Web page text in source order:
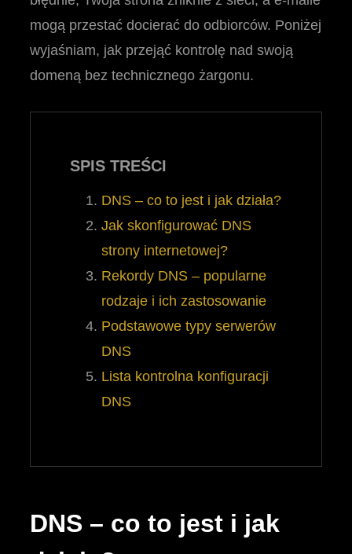
mogą przestać docierać do odbiorców. Poniżej
wyjaśniam, jak przejąć kontrolę nad swoją
domeną bez technicznego żargonu.
SPIS TREŚCI
DNS – co to jest i jak działa?
Jak skonfigurować DNS
strony internetowej?
Rekordy DNS – popularne
rodzaje i ich zastosowanie
Podstawowe typy serwerów
DNS
Lista kontrolna konfiguracji
DNS
DNS – co to jest i jak